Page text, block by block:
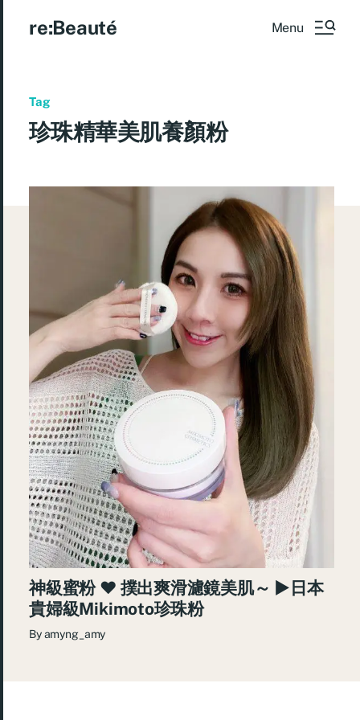
re:Beauté Menu
Tag
珍珠精華美肌養顏粉
神級蜜粉 ♥ 撲出爽滑濾鏡美肌～ ►日本
貴婦級Mikimoto珍珠粉
Byamyng_amy